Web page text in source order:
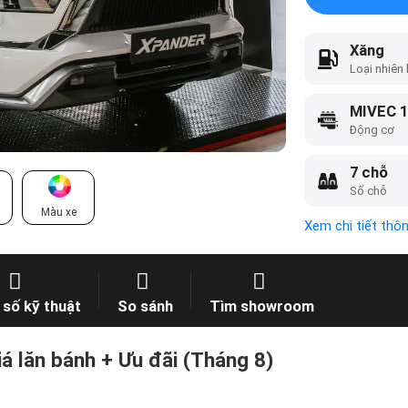
Màu xe
Loại nhiên
Xăng
Động cơ
MIVEC
Số chỗ
7 chỗ
Xem chi tiết
kỹ thuật So sánh Tìm showroom
lăn bánh + Ưu đãi (Tháng 8)